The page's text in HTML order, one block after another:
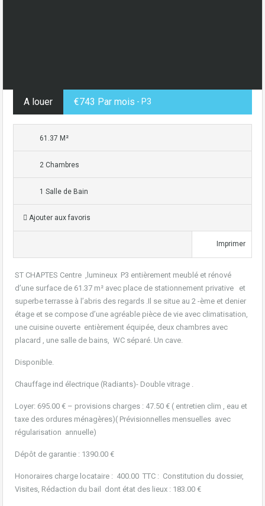
A louer €743 Par mois - P3
61.37 M²
2 Chambres
1 Salle de Bain
Ajouter aux favoris
Imprimer
ST CHAPTES Centre ,lumineux P3 entièrement meublé et rénové
d’une surface de 61.37 m² avec place de stationnement privative et
superbe terrasse à l’abris des regards .Il se situe au 2 -ème et denier
étage et se compose d’une agréable pièce de vie avec climatisation,
une cuisine ouverte entièrement équipée, deux chambres avec
placard , une salle de bains, WC séparé. Un cave.
Disponible.
Chauffage ind électrique (Radiants)- Double vitrage .
Loyer: 695.00 € – provisions charges : 47.50 € ( entretien clim , eau et
taxe des ordures ménagères)( Prévisionnelles mensuelles avec
régularisation annuelle)
Dépôt de garantie : 1390.00 €
Honoraires charge locataire : 400.00 TTC : Constitution du dossier,
Visites, Rédaction du bail dont état des lieux : 183.00 €